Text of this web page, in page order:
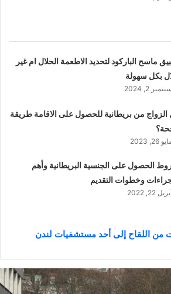
ماسح الباركود لتحديد الاطعمة الحلال ام غير
بكل سهولة
سبتمبر 2, 2024
من بريطانية للحصول على الاقامة طريقة
26, 2023
الحصول على الجنسية البريطانية وأهم
وخطوات التقديم
22, 2022
اللقاح إلى أحد مستشفيات لندن